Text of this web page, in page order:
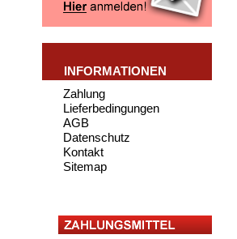
INFORMATIONEN
Zahlung
Lieferbedingungen
AGB
Datenschutz
Kontakt
Sitemap